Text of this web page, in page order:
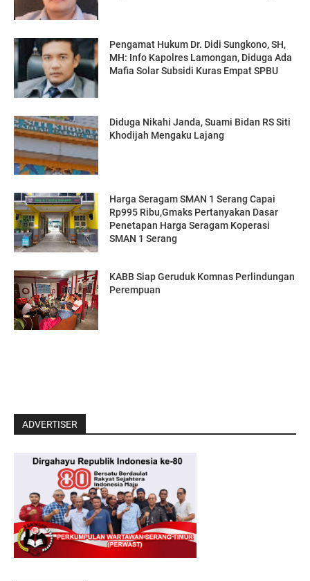
Pengamat Hukum Dr. Didi Sungkono, SH,
MH: Info Kapolres Lamongan, Diduga Ada
Mafia Solar Subsidi Kuras Empat SPBU
Diduga Nikahi Janda, Suami Bidan RS Siti
Khodijah Mengaku Lajang
Harga Seragam SMAN 1 Serang Capai
Rp995 Ribu,Gmaks Pertanyakan Dasar
Penetapan Harga Seragam Koperasi
SMAN 1 Serang
‎KABB Siap Geruduk Komnas Perlindungan
Perempuan
ADVERTISER